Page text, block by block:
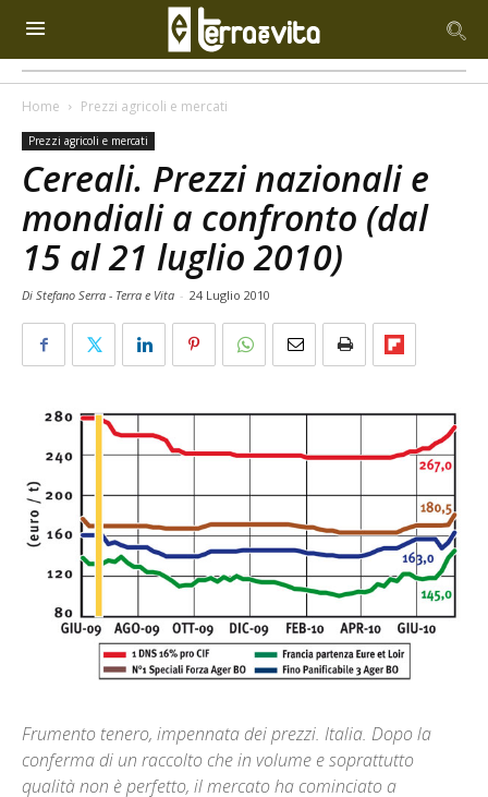
Home Prezzi agricoli e mercati
Prezzi agricoli e mercati
Cereali. Prezzi nazionali e
mondiali a confronto (dal
15 al 21 luglio 2010)
Di Stefano Serra - Terra e Vita - 24 Luglio 2010
Frumento tenero, impennata dei prezzi. Italia. Dopo la
conferma di un raccolto che in volume e soprattutto
qualità non è perfetto, il mercato ha cominciato a